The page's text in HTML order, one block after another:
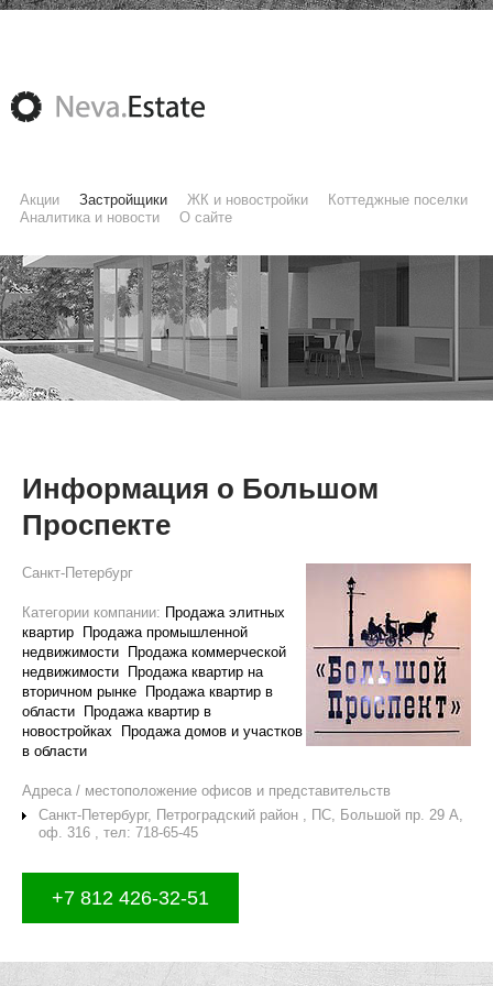
Акции Застройщики ЖК и новостройки
Коттеджные поселки
Аналитика и новости
О сайте
Информация о Большом
Проспекте
Санкт-Петербург
Категории компании: Продажа элитных
квартир
Продажа промышленной
недвижимости
Продажа коммерческой
недвижимости
Продажа квартир на
вторичном рынке
Продажа квартир в
области
Продажа квартир в
новостройках
Продажа домов и участков
в области
Адреса / местоположение офисов и представительств
Санкт-Петербург, Петроградский район , ПС, Большой пр. 29 А,
оф. 316 , тел: 718-65-45
+7 812 426-32-51